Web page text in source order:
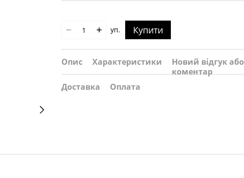
уп. Купити
Опис Характеристики
Новий відгук або
коментар
Доставка
Оплата